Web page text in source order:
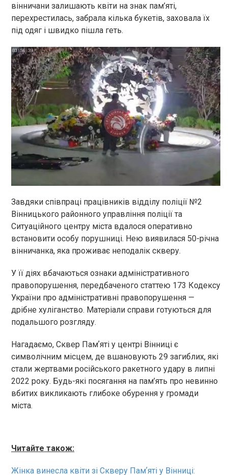
вінничани залишають квіти на знак пам’яті,
перехрестилась, забрала кілька букетів, заховала їх
під одяг і швидко пішла геть.
Завдяки співпраці працівників відділу поліції №2
Вінницького районного управління поліції та
Ситуаційного центру міста вдалося оперативно
встановити особу порушниці. Нею виявилася 50-річна
вінничанка, яка проживає неподалік скверу.
У її діях вбачаються ознаки адміністративного
правопорушення, передбаченого статтею 173 Кодексу
України про адміністративні правопорушення —
дрібне хуліганство. Матеріали справи готуються для
подальшого розгляду.
Нагадаємо, Сквер Памʼяті у центрі Вінниці є
символічним місцем, де вшановують 29 загиблих, які
стали жертвами російського ракетного удару в липні
2022 року. Будь-які посягання на пам’ять про невинно
вбитих викликають глибоке обурення у громади
міста.
Читайте також:
Жінка винесла квіти зі Скверу Памʼяті у Вінниці: